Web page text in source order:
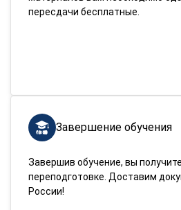
пересдачи бесплатные.
Завершение обучения
Завершив обучение, вы
переподготовке. Доставим
России!